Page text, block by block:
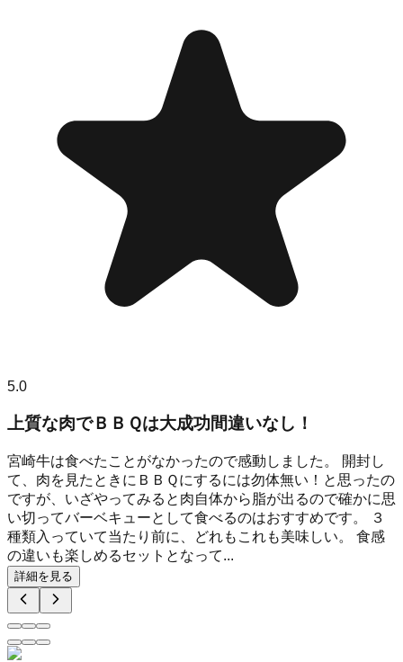
5.0
上質な肉でＢＢＱは大成功間違いなし！
宮崎牛は食べたことがなかったので感動しました。 開封し
て、肉を見たときにＢＢＱにするには勿体無い！と思ったの
ですが、いざやってみると肉自体から脂が出るので確かに思
い切ってバーベキューとして食べるのはおすすめです。 ３
種類入っていて当たり前に、どれもこれも美味しい。 食感
の違いも楽しめるセットとなって...
詳細を見る